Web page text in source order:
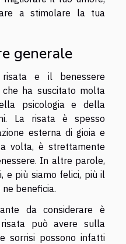
a stimolare la tua
generale
e il benessere
ha suscitato molta
psicologia e della
La risata è spesso
esterna di gioia e
volta, è strettamente
In altre parole,
e più siamo felici, più il
beneficia.
da considerare è
può avere sulla
sorrisi possono infatti